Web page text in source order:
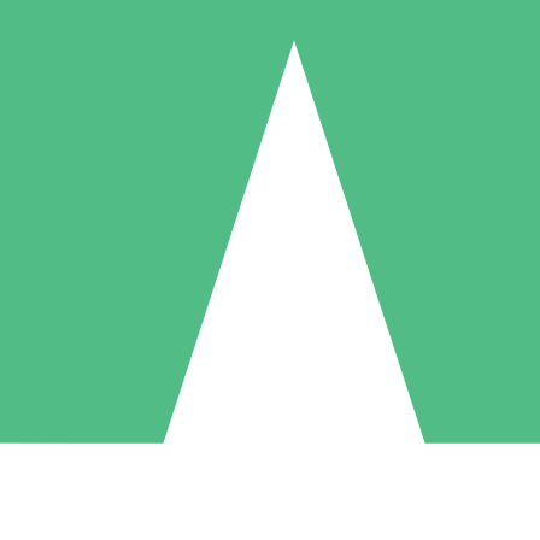
Individuele Creditpakketten
per gebruik met downloadtegoeden. Geen maandelijkse verplichting
5 Downloaden
US$